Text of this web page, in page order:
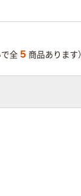
で全 5 商品あります）